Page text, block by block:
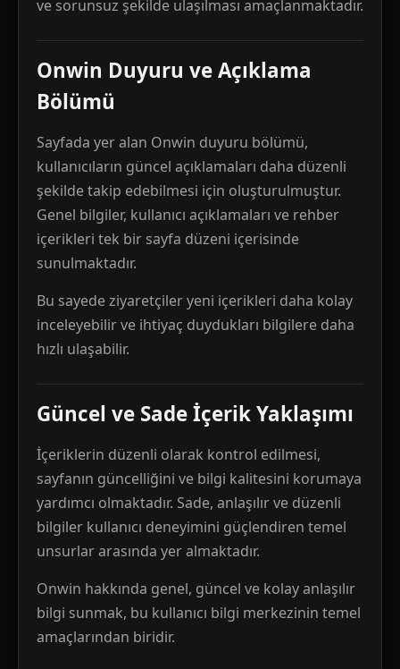
ve sorunsuz şekilde ulaşılması amaçlanmaktadır.
Onwin Duyuru ve Açıklama
Bölümü
Sayfada yer alan Onwin duyuru bölümü,
kullanıcıların güncel açıklamaları daha düzenli
şekilde takip edebilmesi için oluşturulmuştur.
Genel bilgiler, kullanıcı açıklamaları ve rehber
içerikleri tek bir sayfa düzeni içerisinde
sunulmaktadır.
Bu sayede ziyaretçiler yeni içerikleri daha kolay
inceleyebilir ve ihtiyaç duydukları bilgilere daha
hızlı ulaşabilir.
Güncel ve Sade İçerik Yaklaşımı
İçeriklerin düzenli olarak kontrol edilmesi,
sayfanın güncelliğini ve bilgi kalitesini korumaya
yardımcı olmaktadır. Sade, anlaşılır ve düzenli
bilgiler kullanıcı deneyimini güçlendiren temel
unsurlar arasında yer almaktadır.
Onwin hakkında genel, güncel ve kolay anlaşılır
bilgi sunmak, bu kullanıcı bilgi merkezinin temel
amaçlarından biridir.